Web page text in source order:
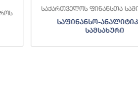
საქართველოს ფინანსთა
საფინანსო-
სამსახური